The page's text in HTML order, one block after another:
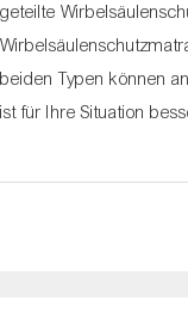
geteilte
beiden Typen können
ist für Ihre Situation